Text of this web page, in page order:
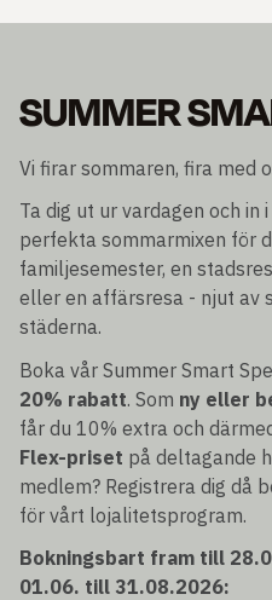
SUMMER
Vi firar sommaren, fira med
Ta dig ut ur vardagen och in
perfekta sommarmixen för
familjesemester, en
eller en affärsresa - njut av
städerna.
Boka vår Summer Smart
20% rabatt. Som ny eller
får du 10% extra och
Flex-priset på deltagande
medlem? Registrera dig då
för vårt lojalitetsprogram.
Bokningsbart fram till
01.06. till 31.08.2026: